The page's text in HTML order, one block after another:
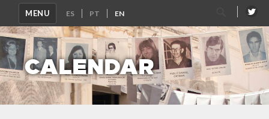
MENU
Search
for:
CALENDAR
Corporación de Memoria y Cultura de Puchuncaví
Corporación Parque por la Paz Villa Grimaldi
Devoir de Memoire Haiti
Dirección de Verdad, Justicia y Reparación - Defensoría del
Pueblo
Espacio para la Memoria ex CCD "Club Atlético"
Espacio para la Memoria y la Promoción de los DDHH ex
CCDTyE OLIMPO